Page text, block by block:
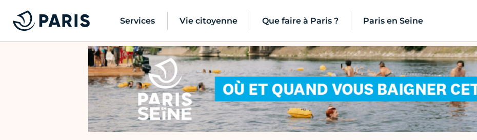
Services Vie citoyenne Que faire à Paris ? Paris en Seine